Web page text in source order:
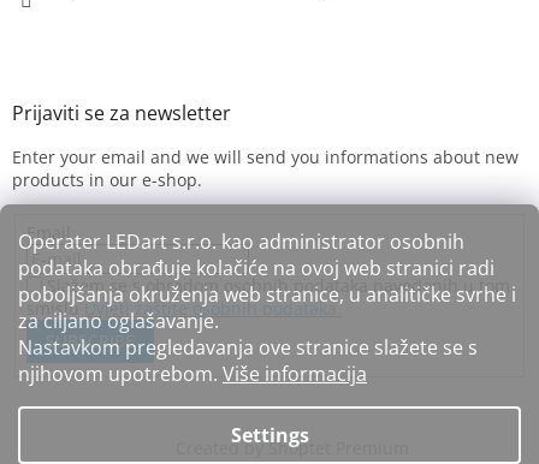
Operater LEDart s.r.o. kao administrator osobnih
podataka obrađuje kolačiće na ovoj web stranici radi
poboljšanja okruženja web stranice, u analitičke svrhe i
za ciljano oglašavanje.
Nastavkom pregledavanja ove stranice slažete se s
njihovom upotrebom. Više informacija
Settings
Enter your email and we will send you informations about new
products in our e-shop.
Email
Slažem se s obradom osobnih podataka navedenih u tom
smisluUvjeti zaštite osobnih podataka.
SUBSCRIBE
Created by Shoptet Premium